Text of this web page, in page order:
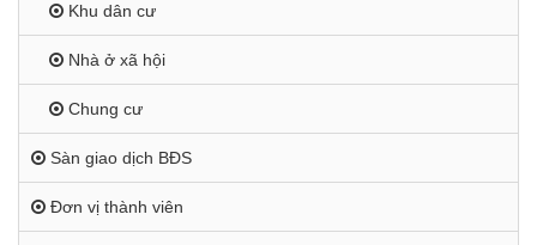
Khu dân cư
Nhà ở xã hội
Chung cư
Sàn giao dịch BĐS
Đơn vị thành viên